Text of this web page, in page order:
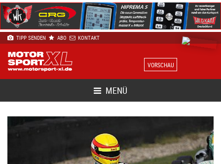
TIPP SENDEN ABO KONTAKT
VORSCHAU
MENÜ